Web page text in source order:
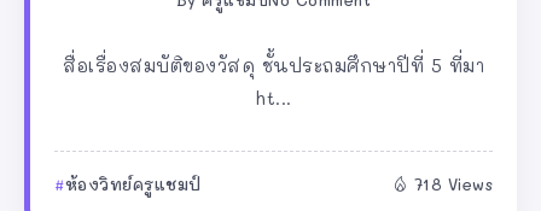
สื่อเรื่องสมบัติของวัสดุ ชั้นประถมศึกษาปีที่ 5 ที่มา
ht...
ห้องวิทย์ครูแชมป์ 718 Views